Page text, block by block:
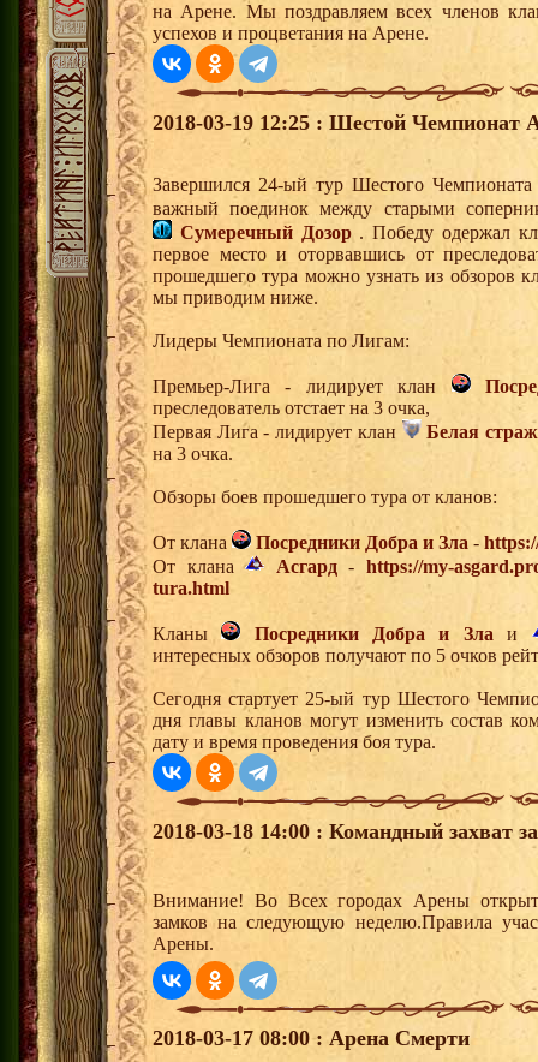
на Арене. Мы поздравляем всех членов
успехов и процветания на Арене.
2018-03-19 12:25 : Шестой Чемпионат
Завершился 24-ый тур Шестого
важный поединок между старыми
Сумеречный Дозор. Победу одержал
первое место и оторвавшись от
прошедшего тура можно узнать из обзоров
мы приводим ниже.
Лидеры Чемпионата по Лигам:
Премьер-Лига - лидирует клан
преследователь отстает на 3 очка,
Первая Лига - лидирует клан
Белая
на 3 очка.
Обзоры боев прошедшего тура от кланов:
От клана Посредники Добра и Зла -
От клана
Асгард-https://my-
tura.html
Кланы Посредники Добра и Зла и
интересных обзоров получают по 5 очков
Сегодня стартует 25-ый тур Шестого
дня главы кланов могут изменить состав
дату и время проведения боя тура.
2018-03-18 14:00 : Командный захват
Внимание! Во Всех городах Арены
замков на следующую неделю.Правила
Арены.
2018-03-17 08:00 : Арена Смерти